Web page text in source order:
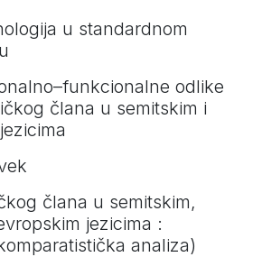
u standardnom
odlike
člana u semitskim i
člana u semitskim,
jezicima :
analiza)